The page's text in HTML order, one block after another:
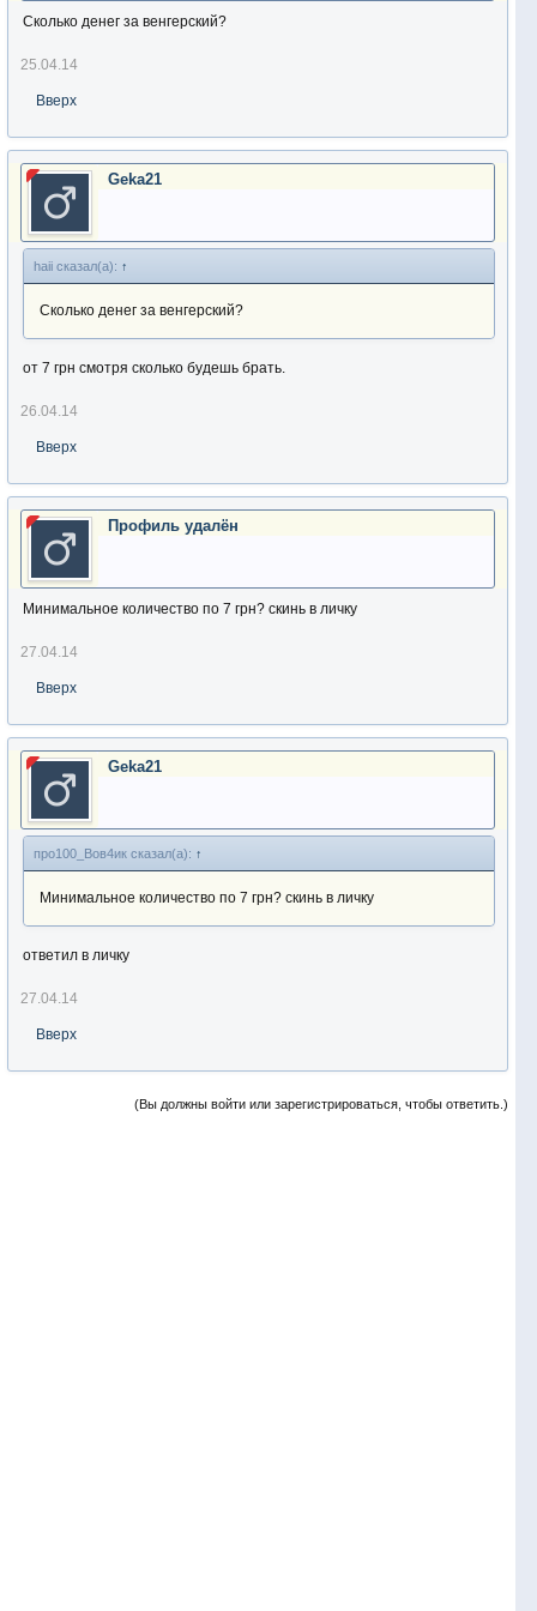
Сколько денег за венгерский?
25.04.14
Вверх
Geka21
haii сказал(а): ↑
Сколько денег за венгерский?
от 7 грн смотря сколько будешь брать.
26.04.14
Вверх
Профиль удалён
Минимальное количество по 7 грн? скинь в личку
27.04.14
Вверх
Geka21
про100_Вов4ик сказал(а): ↑
Минимальное количество по 7 грн? скинь в личку
ответил в личку
27.04.14
Вверх
(Вы должны войти или зарегистрироваться, чтобы ответить.)